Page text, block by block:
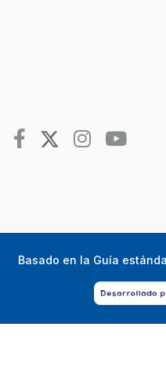
Basado en la Guía